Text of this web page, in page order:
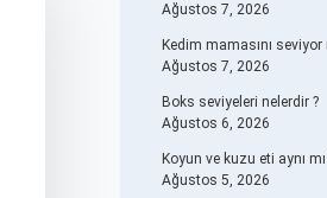
Ağustos 7, 2026
Kedim mamasını seviyor
Ağustos 7, 2026
Boks seviyeleri nelerdir ?
Ağustos 6, 2026
Koyun ve kuzu eti aynı mı
Ağustos 5, 2026